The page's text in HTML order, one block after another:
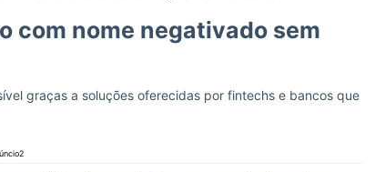
com nome negativado sem
graças a soluções oferecidas por fintechs e bancos que